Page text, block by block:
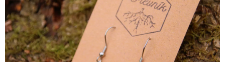
0,0
z
5
hviezdičiek.